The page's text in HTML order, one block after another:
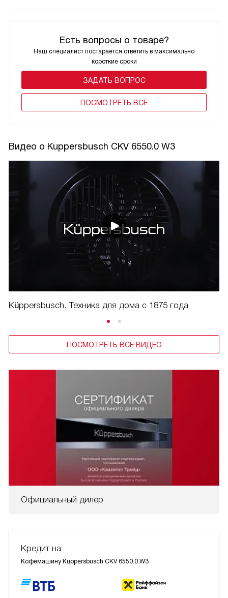
Есть вопросы о товаре?
Наш специалист постарается ответить в максимально
короткие сроки
ЗАДАТЬ ВОПРОС
ПОCМОТРЕТЬ ВСЕ
Видео о Kuppersbusch CKV 6550.0 W3
Küppersbusch. Техника для дома с 1875 года
ПОСМОТРЕТЬ ВСЕ ВИДЕО
Официальный дилер
Кредит на
Кофемашину Kuppersbusch CKV 6550.0 W3